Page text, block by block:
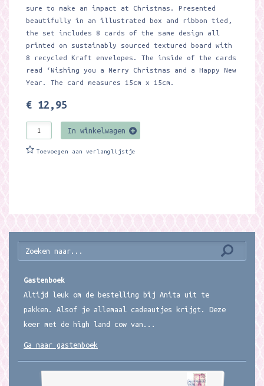
sure to make an impact at Christmas. Presented
beautifully in an illustrated box and ribbon tied,
the set includes 8 cards of the same design all
printed on sustainably sourced textured board with
8 recycled Kraft envelopes. The inside of the cards
read ‘Wishing you a Merry Christmas and a Happy New
Year. The card measures 15cm x 15cm.
€ 12,95
In winkelwagen
Toevoegen aan verlanglijstje
Gastenboek
Altijd leuk om de bestelling bij Anita uit te
pakken. Alsof je allemaal cadeautjes krijgt. Deze
keer met de high land cow van...
Ga naar gastenboek